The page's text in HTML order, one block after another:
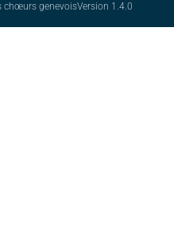
chœurs genevoisVersion 1.4.0